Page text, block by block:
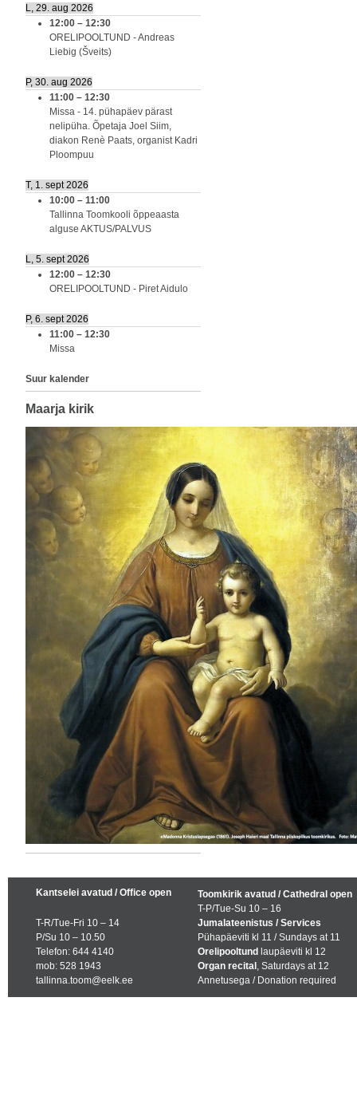
L, 29. aug 2026
12:00 – 12:30
ORELIPOOLTUND - Andreas
Liebig (Šveits)
P, 30. aug 2026
11:00 – 12:30
Missa - 14. pühapäev pärast
nelipüha. Õpetaja Joel Siim,
diakon Renè Paats, organist Kadri
Ploompuu
T, 1. sept 2026
10:00 – 11:00
Tallinna Toomkooli õppeaasta
alguse AKTUS/PALVUS
L, 5. sept 2026
12:00 – 12:30
ORELIPOOLTUND - Piret Aidulo
P, 6. sept 2026
11:00 – 12:30
Missa
Suur kalender
Maarja kirik
Kantselei avatud / Office open
T-R/Tue-Fri 10 – 14
P/Su 10 – 10.50
Telefon: 644 4140
mob: 528 1943
tallinna.toom@eelk.ee
Toomkirik avatud / Cathedral open
T-P/Tue-Su 10 – 16
Jumalateenistus / Services
Pühapäeviti kl 11 / Sundays at 11
Orelipooltund laupäeviti kl 12
Organ recital , Saturdays at 12
Annetusega / Donation required